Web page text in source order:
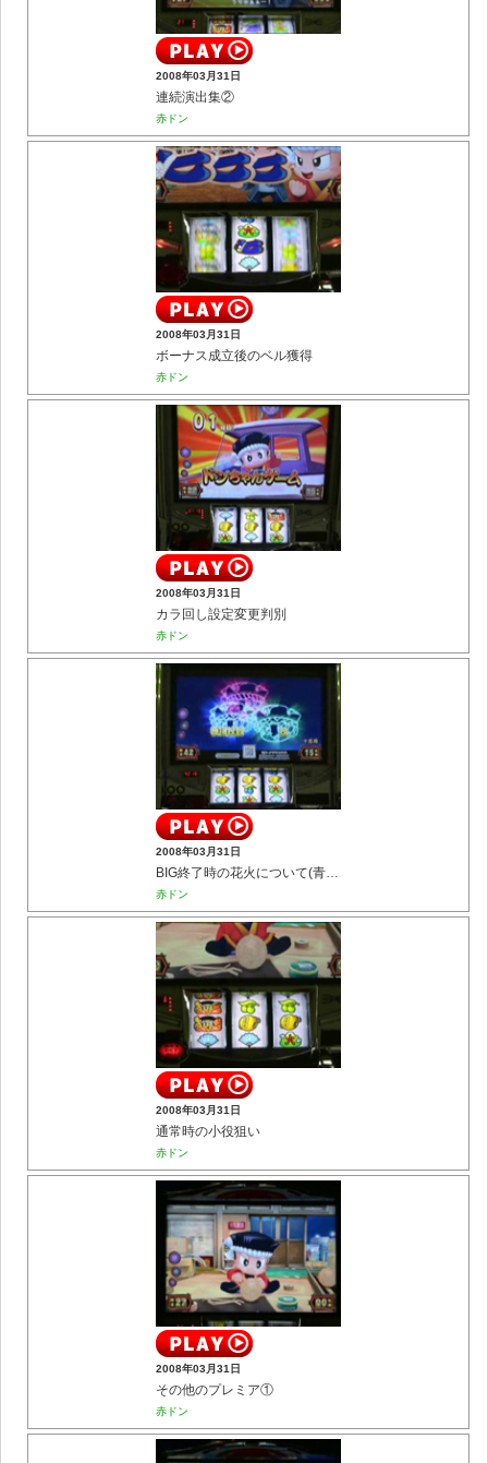
2008年03月31日
連続演出集②
赤ドン
2008年03月31日
ボーナス成立後のベル獲得
赤ドン
2008年03月31日
カラ回し設定変更判別
赤ドン
2008年03月31日
BIG終了時の花火について(青ドンでも流用可)
赤ドン
2008年03月31日
通常時の小役狙い
赤ドン
2008年03月31日
その他のプレミア①
赤ドン